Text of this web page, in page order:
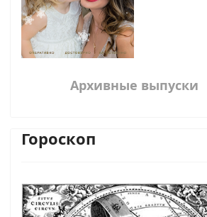
Архивные выпуски
Гороскоп